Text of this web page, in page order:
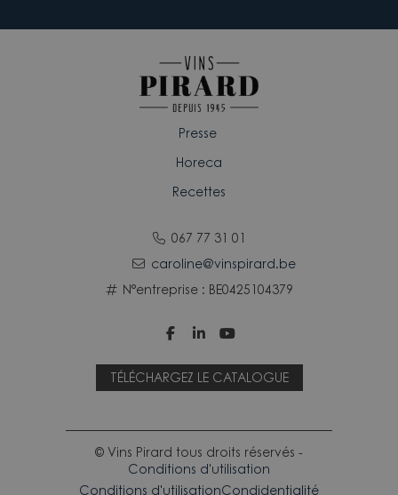
067 77 31 01
caroline@vinspirard.be
N°entreprise : BE0425104379
Presse
Horeca
Recettes
  
TÉLÉCHARGEZ LE CATALOGUE
© Vins Pirard tous droits réservés -
Conditions d'utilisation
Conditions d'utilisationCondidentialité